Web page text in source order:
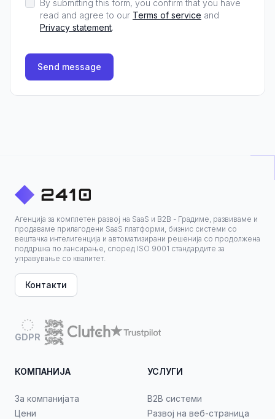
By submitting this form, you confirm that you have
read and agree to our Terms of service and
Privacy statement.
Send message
Агенција за комплетен развој на SaaS и B2B - Градиме, развиваме и
продаваме прилагодени SaaS платформи, бизнис системи со
вештачка интелигенција и автоматизирани решенија со продолжена
поддршка по лансирање, според ISO 9001 стандардите за
управување со квалитет.
Контакти
GDPR
КОМПАНИЈА
За компанијата
Цени
УСЛУГИ
B2B системи
Развој на веб-страница